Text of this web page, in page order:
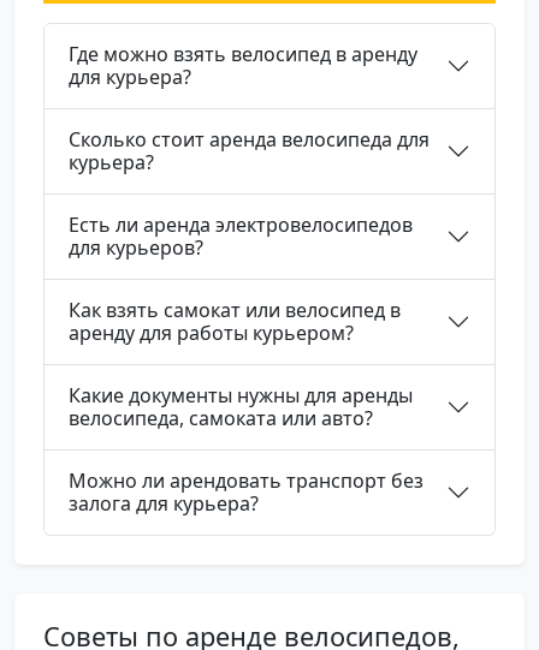
Где можно взять велосипед в аренду
для курьера?
Сколько стоит аренда велосипеда для
курьера?
Есть ли аренда электровелосипедов
для курьеров?
Как взять самокат или велосипед в
аренду для работы курьером?
Какие документы нужны для аренды
велосипеда, самоката или авто?
Можно ли арендовать транспорт без
залога для курьера?
Советы по аренде велосипедов,